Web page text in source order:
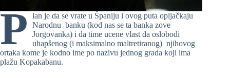
P lan je da se vrate u Španiju i ovog puta opljačkaju
Narodnu banku (kod nas se ta banka zove
Jorgovanka) i da time ucene vlast da oslobodi
uhapšenog (i maksimalno maltretiranog) njihovog
ortaka kome je kodno ime po nazivu jednog grada koji ima
plažu Kopakabanu.